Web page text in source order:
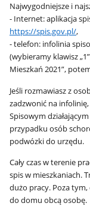
Najwygodniejsze i
- Internet: aplikacja
https://spis.gov.pl/,
- telefon: infolinia
(wybieramy klawisz
Mieszkań 2021”,
Jeśli rozmawiasz z
zadzwonić na
Spisowym
przypadku osób
podwózki do urzędu.
Cały czas w terenie
spis w mieszkaniach.
dużo pracy. Poza
do domu obcą osobę.